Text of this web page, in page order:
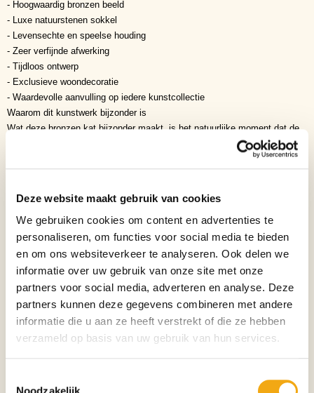
Deze website maakt gebruik van cookies
We gebruiken cookies om content en advertenties te
personaliseren, om functies voor social media te bieden
en om ons websiteverkeer te analyseren. Ook delen we
informatie over uw gebruik van onze site met onze
partners voor social media, adverteren en analyse. Deze
partners kunnen deze gegevens combineren met andere
informatie die u aan ze heeft verstrekt of die ze hebben
verzameld op basis van uw gebruik van hun services.
Noodzakelijk
- Hoogwaardig bronzen beeld
- Luxe natuurstenen sokkel
- Levensechte en speelse houding
- Zeer verfijnde afwerking
- Tijdloos ontwerp
- Exclusieve woondecoratie
- Waardevolle aanvulling op iedere kunstcollectie
Waarom dit kunstwerk bijzonder is
Wat deze bronzen kat bijzonder maakt, is het natuurlijke moment dat de
kunstenaar heeft vastgelegd. In plaats van een statische houding toont
de sculptuur een kat die zichzelf verzorgt terwijl zij speels haar poot
maakt deze sculptuur tot een tijdloos kunstwerk.
Het verhaal achter dit kunstwerk
Iedere kattenliefhebber herkent dit vertrouwde tafereel. Na een speels
moment neemt de kat rustig de tijd om zichzelf te verzorgen. De
kunstenaar heeft precies dit moment gevangen, waardoor de sculptuur
niet alleen beweging uitstraalt, maar ook rust en tevredenheid. Het
samenbrengt.
Symboliek
- Speelsheid
- Balans